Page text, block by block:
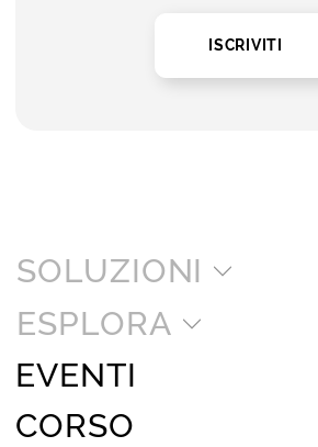
ISCRIVITI
SOLUZIONI
ESPLORA
EVENTI
CORSO